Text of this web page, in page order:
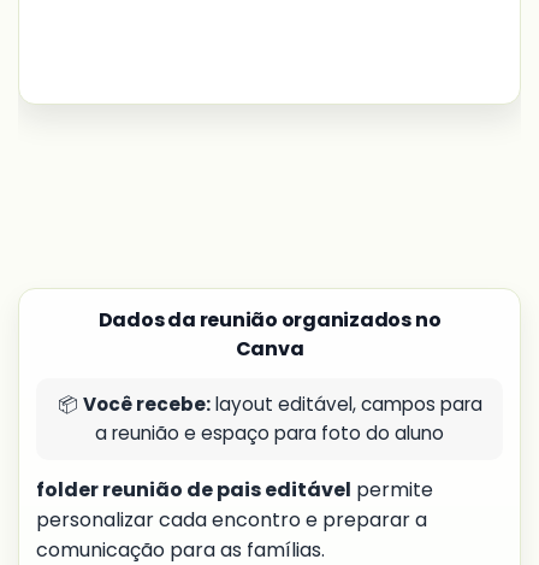
Dados da reunião organizados no
Canva
📦 Você recebe:layout editável, campos para
a reunião e espaço para foto do aluno
folder reunião de pais editável permite
personalizar cada encontro e preparar a
comunicação para as famílias.